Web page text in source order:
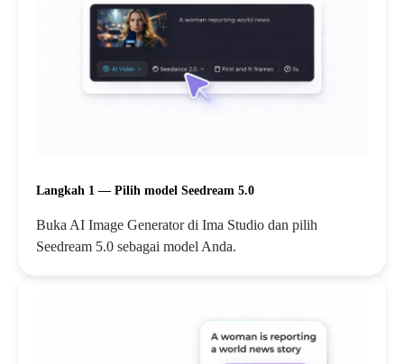
Langkah 1 — Pilih model Seedream 5.0
Buka AI Image Generator di Ima Studio dan pilih
Seedream 5.0 sebagai model Anda.